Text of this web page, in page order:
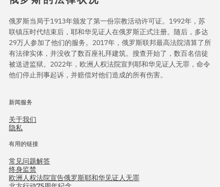
俄罗斯当局于1913年颁发了第一份宗教活动许可证。1992年，苏
联镇压时代结束后，耶和华见证人在俄罗斯正式注册。随后，多达
29万人参加了他们的服务。2017年，俄罗斯联邦最高法院清算了所
有法律实体，并没收了数百座礼拜建筑。搜查开始了，数百名信徒
被送进监狱。2022年，欧洲人权法院宣判耶和华见证人无罪，命令
他们停止刑事起诉，并赔偿对他们造成的所有伤害。
新闻服务
关于我们
隐私
有用的链接
常见问题解答
终身监禁
欧洲人权法院宣告俄罗斯耶和华见证人无罪